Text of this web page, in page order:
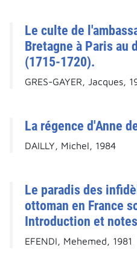
Le culte de
Bretagne à Paris au
(1715-1720).
GRES-GAYER, Jacques,
La régence d'Anne
DAILLY, Michel, 1984
Le paradis des
ottoman en France
Introduction et
EFENDI, Mehemed, 1981